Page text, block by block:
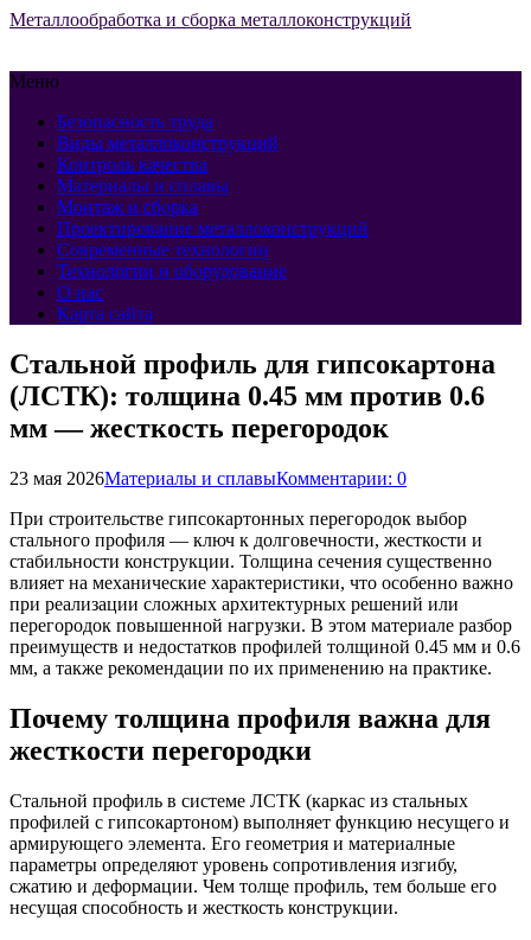
Металлообработка и сборка металлоконструкций
Меню
Безопасность труда
Виды металлоконструкций
Контроль качества
Материалы и сплавы
Монтаж и сборка
Проектирование металлоконструкций
Современные технологии
Технологии и оборудование
О нас
Карта сайта
Стальной профиль для гипсокартона
(ЛСТК): толщина 0.45 мм против 0.6
мм — жесткость перегородок
23 мая 2026Материалы и сплавыКомментарии: 0
При строительстве гипсокартонных перегородок выбор
стального профиля — ключ к долговечности, жесткости и
стабильности конструкции. Толщина сечения существенно
влияет на механические характеристики, что особенно важно
при реализации сложных архитектурных решений или
перегородок повышенной нагрузки. В этом материале разбор
преимуществ и недостатков профилей толщиной 0.45 мм и 0.6
мм, а также рекомендации по их применению на практике.
Почему толщина профиля важна для
жесткости перегородки
Стальной профиль в системе ЛСТК (каркас из стальных
профилей с гипсокартоном) выполняет функцию несущего и
армирующего элемента. Его геометрия и материалные
параметры определяют уровень сопротивления изгибу,
сжатию и деформации. Чем толще профиль, тем больше его
несущая способность и жесткость конструкции.